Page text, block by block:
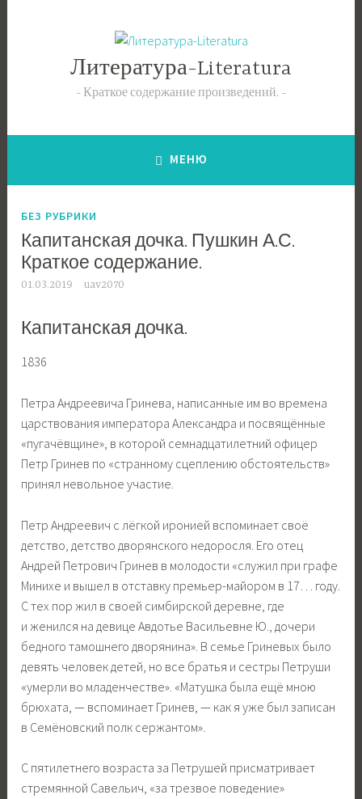
Литература-Literatura
Краткое содержание произведений.
МЕНЮ
БЕЗ РУБРИКИ
Капитанская дочка. Пушкин А.С.
Краткое содержание.
01.03.2019 uav2070
Капитанская дочка.
1836
Петра Андреевича Гринева, написанные им во времена
царствования императора Александра и посвящённые
«пугачёвщине», в которой семнадцатилетний офицер
Петр Гринев по «странному сцеплению обстоятельств»
принял невольное участие.
Петр Андреевич с лёгкой иронией вспоминает своё
детство, детство дворянского недоросля. Его отец
Андрей Петрович Гринев в молодости «служил при графе
Минихе и вышел в отставку премьер-майором в 17… году.
С тех пор жил в своей симбирской деревне, где
и женился на девице Авдотье Васильевне Ю., дочери
бедного тамошнего дворянина». В семье Гриневых было
девять человек детей, но все братья и сестры Петруши
«умерли во младенчестве». «Матушка была ещё мною
брюхата, — вспоминает Гринев, — как я уже был записан
в Семёновский полк сержантом».
С пятилетнего возраста за Петрушей присматривает
стремянной Савельич, «за трезвое поведение»